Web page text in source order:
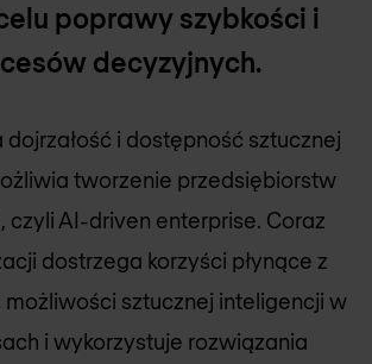
poprawy szybkości i
decyzyjnych.
dojrzałość i dostępność sztucznej
tworzenie przedsiębiorstw
czyli AI-driven enterprise. Coraz
dostrzega korzyści płynące z
sztucznej inteligencji w
i wykorzystuje rozwiązania